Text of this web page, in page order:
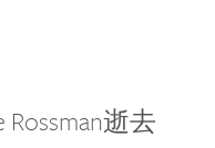
Rossman逝去